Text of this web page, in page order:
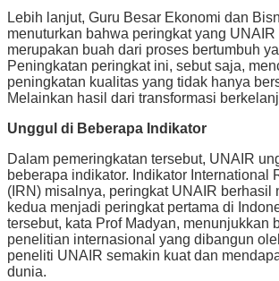
Lebih lanjut, Guru Besar Ekonomi dan
menuturkan bahwa peringkat yang UNAIR
merupakan buah dari proses bertumbuh
Peningkatan peringkat ini, sebut saja,
peningkatan kualitas yang tidak hanya
Melainkan hasil dari transformasi
Unggul di Beberapa Indikator
Dalam pemeringkatan tersebut, UNAIR
beberapa indikator. Indikator International
(IRN) misalnya, peringkat UNAIR berhasil
kedua menjadi peringkat pertama di
tersebut, kata Prof Madyan, menunjukkan
penelitian internasional yang dibangun
peneliti UNAIR semakin kuat dan
dunia.